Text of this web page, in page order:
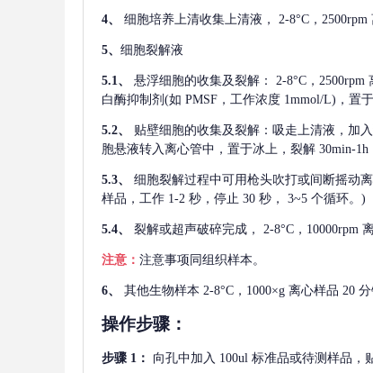
4、 细胞培养上清收集上清液， 2-8°C，
5、 细胞裂解液
5.1、 悬浮细胞的收集及裂解：
2-8°C，
白酶抑制剂(如 PMSF，工作浓度 1mmol/L)，置
5.2、 贴壁细胞的收集及裂解：吸走上清液，加
胞悬液转入离心管中，置于冰上，裂解 30min-1h
5.3、 细胞裂解过程中可用枪头吹打或间断摇动
样品，工作 1-2 秒，停止 30 秒， 3~5 个循环。)
5.4、 裂解或超声破碎完成， 2-8°C，10000rpm
注意： 注意事项同组织样本。
6、 其他生物样本 2-8°C，1000×g 离心样品 20
操作步骤：
步骤 1： 向孔中加入 100ul 标准品或待测样品，